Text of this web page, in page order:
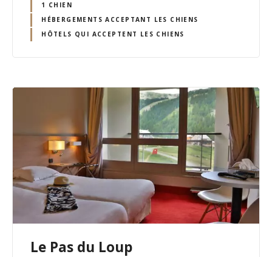
1 CHIEN
HÉBERGEMENTS ACCEPTANT LES CHIENS
HÔTELS QUI ACCEPTENT LES CHIENS
Le Pas du Loup